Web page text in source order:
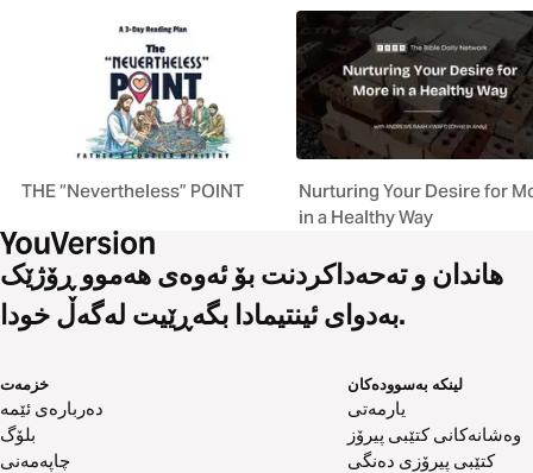
THE “Nevertheless” POINT
Nurturing Your Desire for
in a Healthy Way
هاندان و تەحەداکردنت بۆ ئەوەی هەموو ڕۆژێک
بەدوای ئینتیمادا بگەڕێیت لەگەڵ خودا.
خزمەت
دەربارەی ئێمە
بلۆگ
چاپەمەنی
لینکە بەسوودەکان
یارمەتی
وەشانەکانی کتێبی پیرۆز
کتێبی پیرۆزی دەنگی